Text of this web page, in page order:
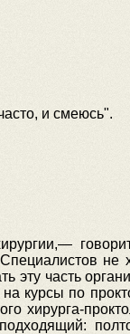
и смеюсь".
не
часть
курсы по
хирурга-